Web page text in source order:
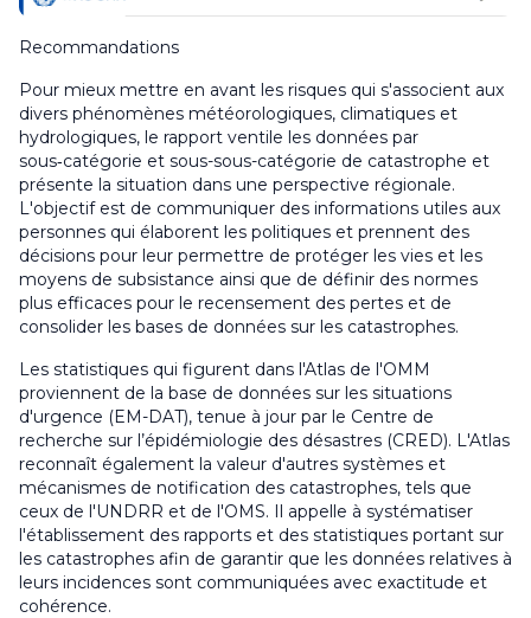
Recommandations
Pour mieux mettre en avant les risques qui s'associent aux
divers phénomènes météorologiques, climatiques et
hydrologiques, le rapport ventile les données par
sous‑catégorie et sous-sous-catégorie de catastrophe et
présente la situation dans une perspective régionale.
L'objectif est de communiquer des informations utiles aux
personnes qui élaborent les politiques et prennent des
décisions pour leur permettre de protéger les vies et les
moyens de subsistance ainsi que de définir des normes
plus efficaces pour le recensement des pertes et de
consolider les bases de données sur les catastrophes.
Les statistiques qui figurent dans l'Atlas de l'OMM
proviennent de la base de données sur les situations
d'urgence (EM-DAT), tenue à jour par le Centre de
recherche sur l’épidémiologie des désastres (CRED). L'Atlas
reconnaît également la valeur d'autres systèmes et
mécanismes de notification des catastrophes, tels que
ceux de l'UNDRR et de l'OMS. Il appelle à systématiser
l'établissement des rapports et des statistiques portant sur
les catastrophes afin de garantir que les données relatives à
leurs incidences sont communiquées avec exactitude et
cohérence.